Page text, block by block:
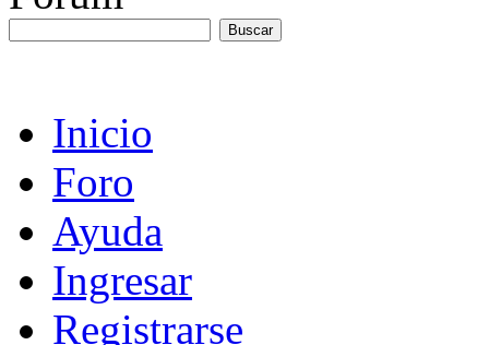
Inicio
Foro
Ayuda
Ingresar
Registrarse